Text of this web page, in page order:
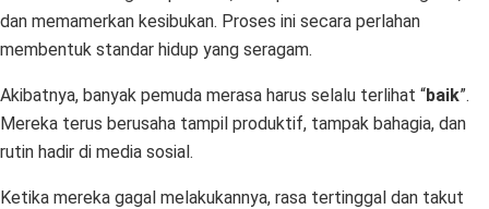
dan memamerkan kesibukan. Proses ini secara perlahan
membentuk standar hidup yang seragam.
Akibatnya, banyak pemuda merasa harus selalu terlihat “baik”.
Mereka terus berusaha tampil produktif, tampak bahagia, dan
rutin hadir di media sosial.
Ketika mereka gagal melakukannya, rasa tertinggal dan takut